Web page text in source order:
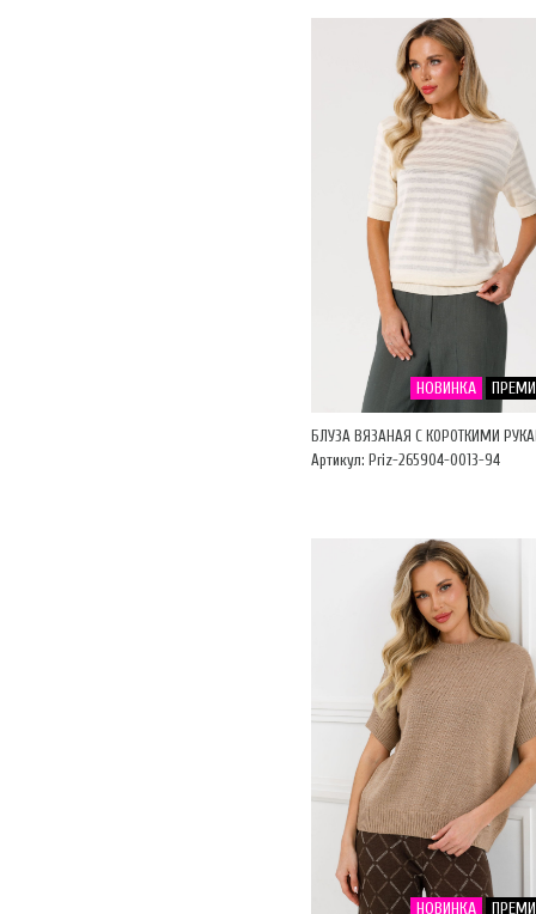
НОВИНКА
БЛУЗА ВЯЗАНАЯ С КОРОТКИМИ
Артикул: Priz-265904-0013-94
НОВИНКА